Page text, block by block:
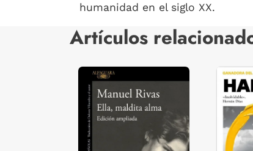
humanidad en el siglo XX.
Artículos